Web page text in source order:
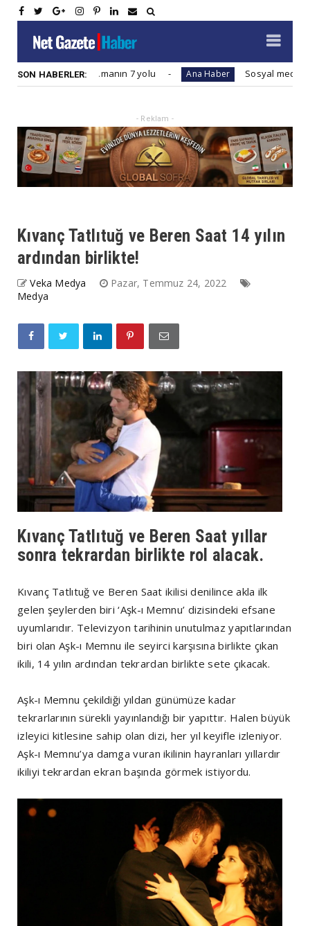
SON HABERLER:
hazırlıklı olmanın 7 yolu Ana Haber Sosyal medya
- Reklam -
Kıvanç Tatlıtuğ ve Beren Saat 14 yılın
ardından birlikte!
Veka Medya
Pazar, Temmuz 24, 2022
Medya
Kıvanç Tatlıtuğ ve Beren Saat yıllar
sonra tekrardan birlikte rol alacak.
Kıvanç Tatlıtuğ ve Beren Saat ikilisi denilince akla ilk
gelen şeylerden biri ‘Aşk-ı Memnu’ dizisindeki efsane
uyumlarıdır. Televizyon tarihinin unutulmaz yapıtlarından
biri olan Aşk-ı Memnu ile seyirci karşısına birlikte çıkan
ikili, 14 yılın ardından tekrardan birlikte sete çıkacak.
Aşk-ı Memnu çekildiği yıldan günümüze kadar
tekrarlarının sürekli yayınlandığı bir yapıttır. Halen büyük
izleyici kitlesine sahip olan dizi, her yıl keyifle izleniyor.
Aşk-ı Memnu’ya damga vuran ikilinin hayranları yıllardır
ikiliyi tekrardan ekran başında görmek istiyordu.